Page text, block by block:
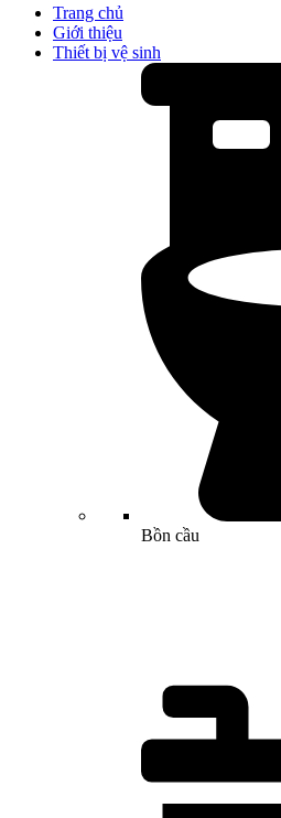
Trang chủ
Giới thiệu
Thiết bị vệ sinh
Bồn cầu